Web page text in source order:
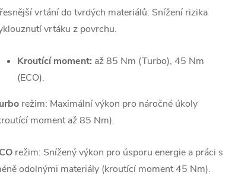
vrtání do tvrdých materiálů: Snížení rizika
vrtáku z povrchu.
Kroutící moment: až 85 Nm (Turbo), 45 Nm
(ECO).
režim: Maximální výkon pro náročné úkoly
moment až 85 Nm).
režim: Snížený výkon pro úsporu energie a práci s
odolnými materiály (kroutící moment 45 Nm).